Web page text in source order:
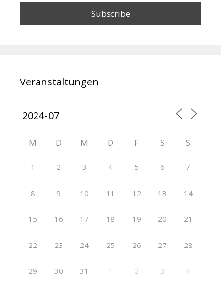
Veranstaltungen
M D M D F S S
1 2 3 4 5 6 7
8 9 10 11 12 13 14
15 16 17 18 19 20 21
22 23 24 25 26 27 28
29 30 31 1 2 3 4